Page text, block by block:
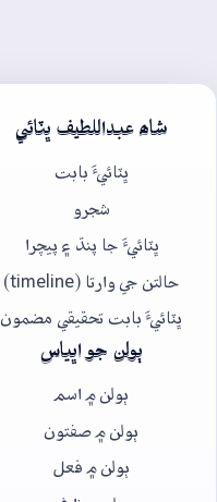
شاھ عبداللطيف ڀٽائي
ڀٽائيءَ بابت
شجرو
ڀٽائيءَ جا پنڌ ۽ پيچرا
حالتن جي وارتا (timeline)
ڀٽائيءَ بابت تحقيقي مضمون
ٻولن جو اڀياس
ٻولن ۾ اسم
ٻولن ۾ صفتون
ٻولن ۾ فعل